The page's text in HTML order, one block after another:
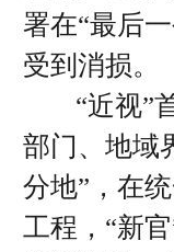
署在“最后
受到消损。
“近视”
部门、地域
分地” ，在
工程， “新官